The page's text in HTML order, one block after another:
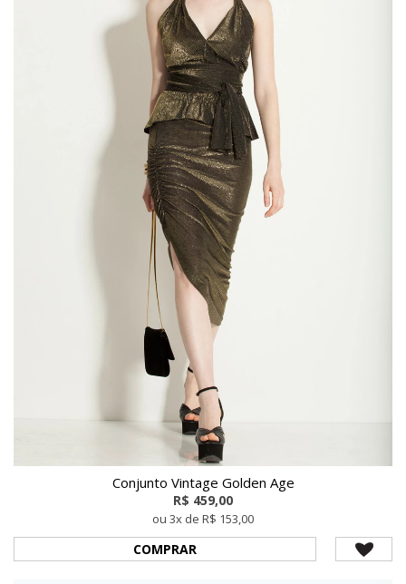
Conjunto Vintage Golden Age
R$ 459,00
ou 3x de R$ 153,00
COMPRAR